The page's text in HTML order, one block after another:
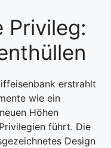
Privileg:
erstrahlt
wie ein
Höhen
führt. Die
Design